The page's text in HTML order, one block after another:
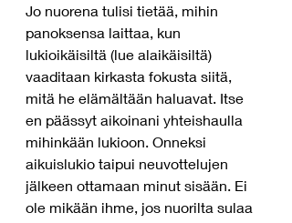
Jo nuorena tulisi tietää, mihin
panoksensa laittaa, kun
lukioikäisiltä (lue alaikäisiltä)
vaaditaan kirkasta fokusta siitä,
mitä he elämältään haluavat. Itse
en päässyt aikoinani yhteishaulla
mihinkään lukioon. Onneksi
aikuislukio taipui neuvottelujen
jälkeen ottamaan minut sisään. Ei
ole mikään ihme, jos nuorilta sulaa